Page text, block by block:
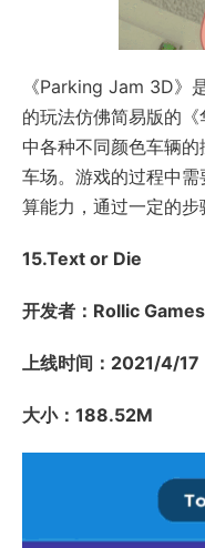
《Parking Jam 3D》
的玩法仿佛简易版的
中各种不同颜色车辆
车场。游戏的过程中
算能力，通过一定的步
15.Text or Die
开发者：Rollic Games
上线时间：2021/4/17
大小：188.52M